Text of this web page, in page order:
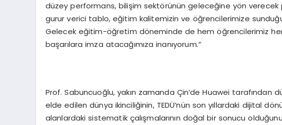
düzey performans, bilişim sektörünün geleceğine yön verecek
gurur verici tablo, eğitim kalitemizin ve öğrencilerimize
Gelecek eğitim-öğretim döneminde de hem öğrencilerimiz
başarılara imza atacağımıza inanıyorum.”
Prof. Sabuncuoğlu, yakın zamanda Çin’de Huawei tarafından
elde edilen dünya ikinciliğinin, TEDÜ’nün son yıllardaki dijital
alanlardaki sistematik çalışmalarının doğal bir sonucu